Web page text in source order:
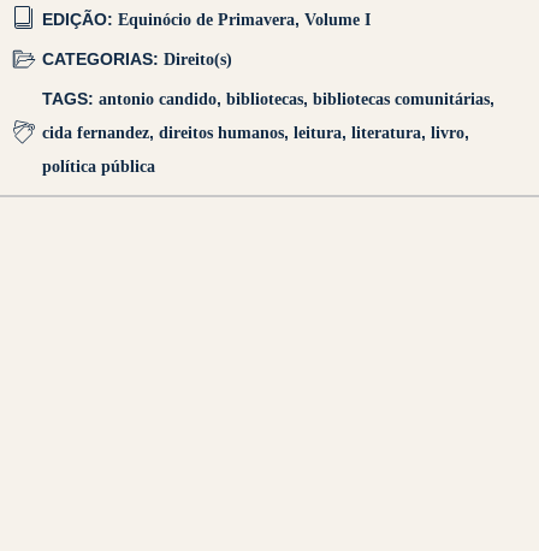
EDIÇÃO: Equinócio de Primavera, Volume I
CATEGORIAS: Direito(s)
TAGS: antonio candido, bibliotecas, bibliotecas comunitárias,
cida fernandez, direitos humanos, leitura, literatura, livro,
política pública